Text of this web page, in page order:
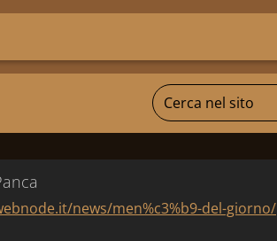
news/men%c3%b9-del-giorno/